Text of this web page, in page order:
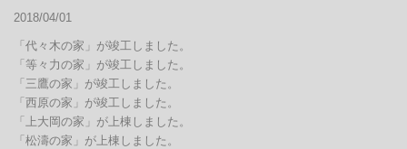
2018/04/01
「代々木の家」が竣工しました。
「等々力の家」が竣工しました。
「三鷹の家」が竣工しました。
「西原の家」が竣工しました。
「上大岡の家」が上棟しました。
「松濤の家」が上棟しました。